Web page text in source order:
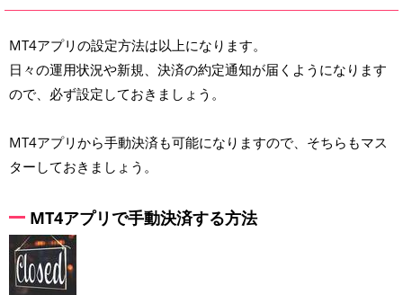
MT4アプリの設定方法は以上になります。
日々の運用状況や新規、決済の約定通知が届くようになります
ので、必ず設定しておきましょう。
MT4アプリから手動決済も可能になりますので、そちらもマス
ターしておきましょう。
MT4アプリで手動決済する方法